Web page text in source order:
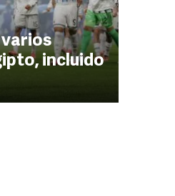
incluido